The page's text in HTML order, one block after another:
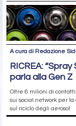
A cura di Redazione
RICREA: “Spray
parla alla Gen Z
Oltre 6 milioni di
sui social network per la
sul riciclo degli aerosol